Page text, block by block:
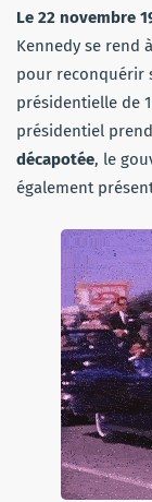
Le 22 novembre
Kennedy se rend
pour reconquérir
présidentielle de
présidentiel
décapotée, le
également